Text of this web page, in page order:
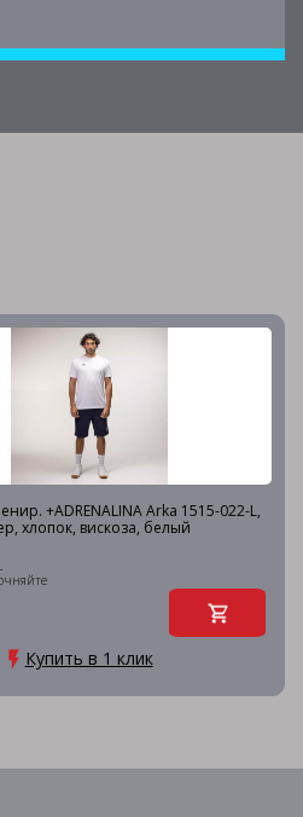
+ADRENALINA Arka 1515-022-L,
хлопок, вискоза, белый
Купить в 1 клик